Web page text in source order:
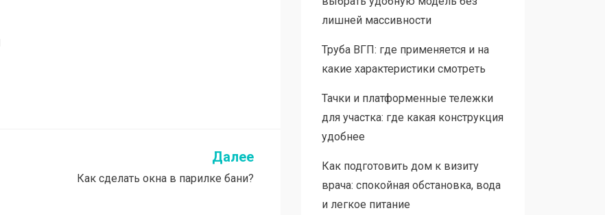
Далее
Как сделать окна в парилке бани?
лишней массивности
Труба ВГП: где применяется и на
какие характеристики смотреть
Тачки и платформенные тележки
для участка: где какая конструкция
удобнее
Как подготовить дом к визиту
врача: спокойная обстановка, вода
и легкое питание